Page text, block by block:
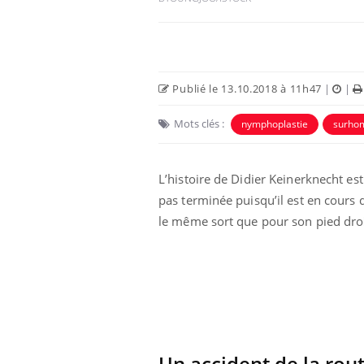
Publié le 13.10.2018 à 11h47 | |
Mots clés : nymphoplastie
L’histoire de Didier Keinerknecht
pas terminée puisqu’il est en cours
le même sort que pour son pied
expliquer ma maladie
Il y a des sujets qui sont faciles à aborder...
d'autres non ! D'un côté, poser des
questions sur la maladie d'un proche c'est